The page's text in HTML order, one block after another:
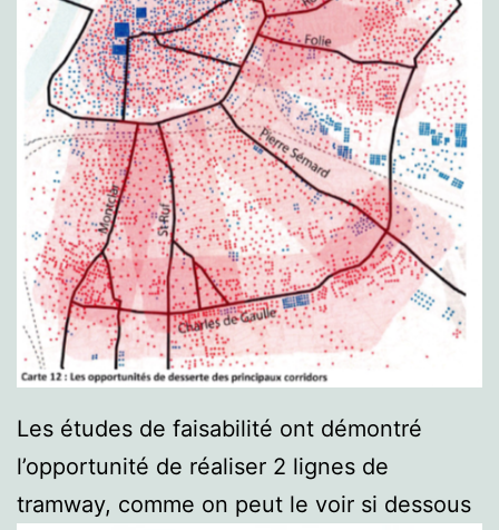
Les études de faisabilité ont démontré
l’opportunité de réaliser 2 lignes de
tramway, comme on peut le voir si dessous